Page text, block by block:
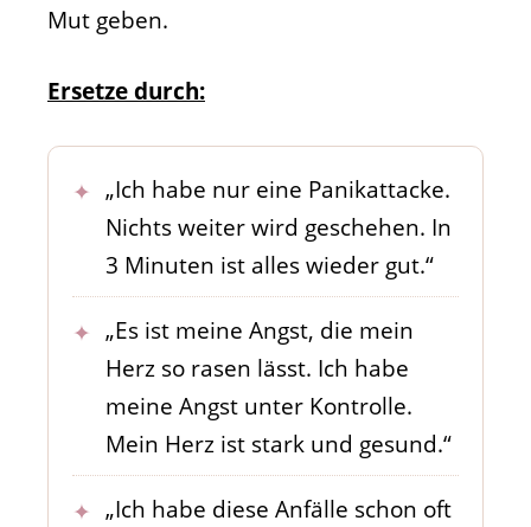
Mut geben.
Ersetze durch:
„Ich habe nur eine Panikattacke.
Nichts weiter wird geschehen. In
3 Minuten ist alles wieder gut.“
„Es ist meine Angst, die mein
Herz so rasen lässt. Ich habe
meine Angst unter Kontrolle.
Mein Herz ist stark und gesund.“
„Ich habe diese Anfälle schon oft